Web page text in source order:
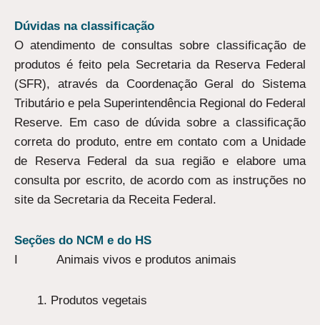
Dúvidas na classificação
O atendimento de consultas sobre classificação de
produtos é feito pela Secretaria da Reserva Federal
(SFR), através da Coordenação Geral do Sistema
Tributário e pela Superintendência Regional do Federal
Reserve. Em caso de dúvida sobre a classificação
correta do produto, entre em contato com a Unidade
de Reserva Federal da sua região e elabore uma
consulta por escrito, de acordo com as instruções no
site da Secretaria da Receita Federal.
Seções do NCM e do HS
I Animais vivos e produtos animais
Produtos vegetais